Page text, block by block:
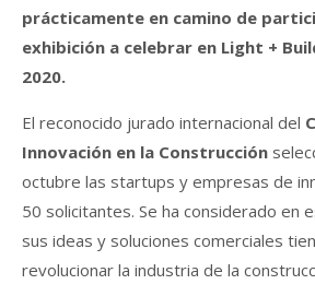
prácticamente en camino de
exhibición a celebrar en Light +
2020.
El reconocido jurado internacional del
Innovación en la Construcción
octubre las startups y empresas de
50 solicitantes. Se ha considerado en
sus ideas y soluciones comerciales
revolucionar la industria de la